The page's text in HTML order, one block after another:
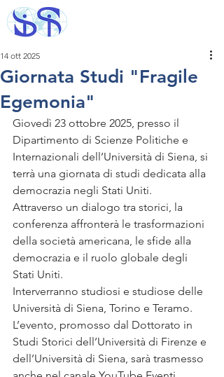
Giornata Studi "Fragile
Egemonia"
14 ott 2025
Giovedì 23 ottobre 2025, presso il
Dipartimento di Scienze Politiche e
Internazionali dell’Università di Siena, si
terrà una giornata di studi dedicata alla
democrazia negli Stati Uniti.
Attraverso un dialogo tra storici, la
conferenza affronterà le trasformazioni
della società americana, le sfide alla
democrazia e il ruolo globale degli
Stati Uniti.
Interverranno studiosi e studiose delle
Università di Siena, Torino e Teramo.
L’evento, promosso dal Dottorato in
Studi Storici dell’Università di Firenze e
dell’Università di Siena, sarà trasmesso